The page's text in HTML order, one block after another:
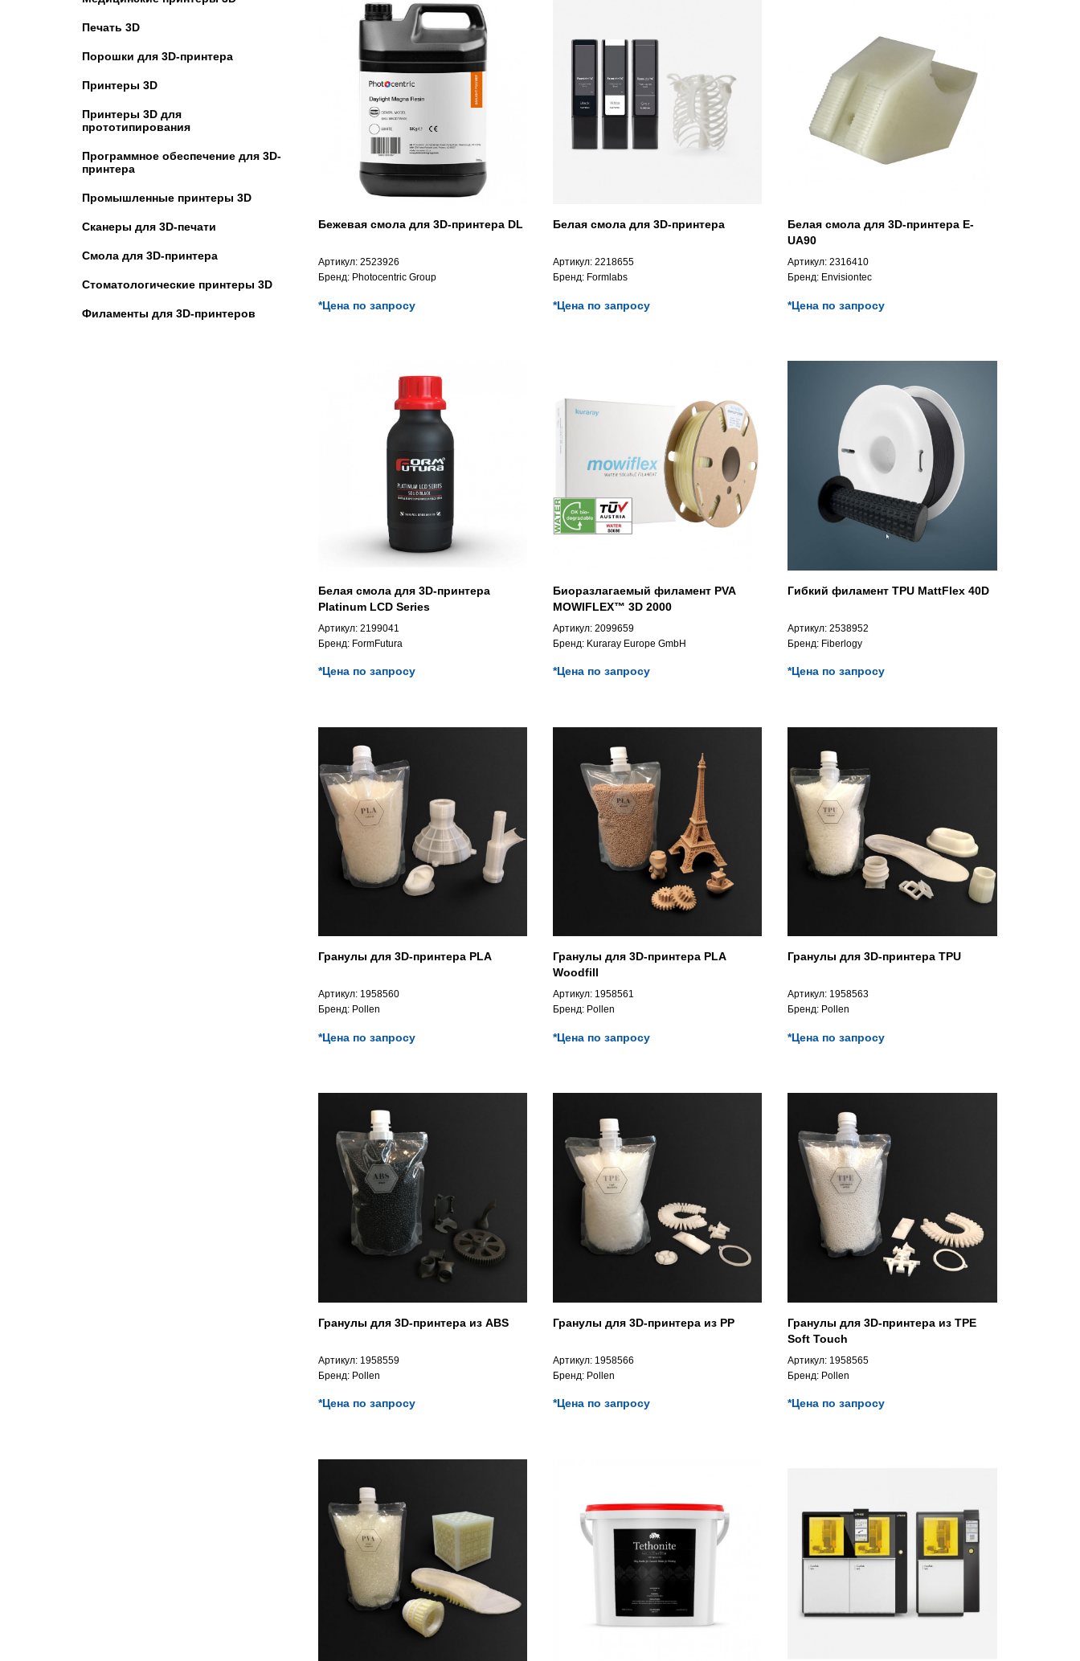
Печать 3D
Порошки для 3D-принтера
Принтеры 3D
Принтеры 3D для
прототипирования
Программное обеспечение для 3D-
принтера
Промышленные принтеры 3D
Сканеры для 3D-печати
Смола для 3D-принтера
Стоматологические принтеры 3D
Филаменты для 3D-принтеров
Бежевая смола для 3D-принтера DL
Артикул: 2523926
Бренд: Photocentric Group
*Цена по запросу
Белая смола для 3D-принтера
Артикул: 2218655
Бренд: Formlabs
*Цена по запросу
Белая смола для 3D-принтера E-
UA90
Артикул: 2316410
Бренд: Envisiontec
*Цена по запросу
Белая смола для 3D-принтера
Platinum LCD Series
Артикул: 2199041
Бренд: FormFutura
*Цена по запросу
Биоразлагаемый филамент PVA
MOWIFLEX™ 3D 2000
Артикул: 2099659
Бренд: Kuraray Europe GmbH
*Цена по запросу
Гибкий филамент TPU MattFlex 40D
Артикул: 2538952
Бренд: Fiberlogy
*Цена по запросу
Гранулы для 3D-принтера PLA
Артикул: 1958560
Бренд: Pollen
*Цена по запросу
Гранулы для 3D-принтера PLA
Woodfill
Артикул: 1958561
Бренд: Pollen
*Цена по запросу
Гранулы для 3D-принтера TPU
Артикул: 1958563
Бренд: Pollen
*Цена по запросу
Гранулы для 3D-принтера из ABS
Артикул: 1958559
Бренд: Pollen
*Цена по запросу
Гранулы для 3D-принтера из PP
Артикул: 1958566
Бренд: Pollen
*Цена по запросу
Гранулы для 3D-принтера из TPE
Soft Touch
Артикул: 1958565
Бренд: Pollen
*Цена по запросу